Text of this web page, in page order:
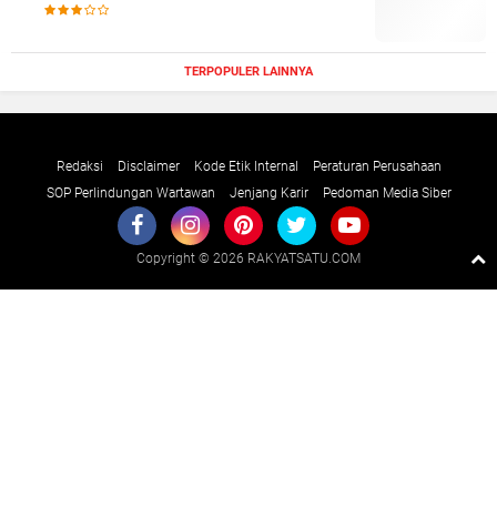
TERPOPULER LAINNYA
Redaksi Disclaimer Kode Etik Internal
Peraturan Perusahaan
SOP Perlindungan Wartawan
Jenjang Karir Pedoman Media Siber
Copyright © 2026 RAKYATSATU.COM
Raushan